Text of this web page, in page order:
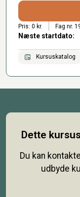
Pris: 0 kr. Fag nr.
Næste startdato:
Kursuskatalog
Dette
Du kan
udbyde